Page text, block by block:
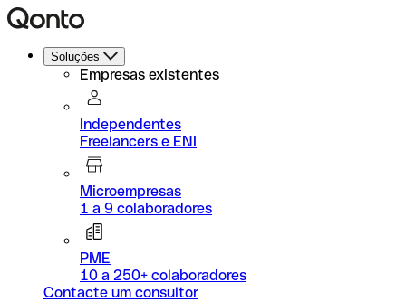
Soluções
Empresas existentes
Independentes
Freelancers e ENI
Microempresas
1 a 9 colaboradores
PME
10 a 250+ colaboradores
Contacte um consultor